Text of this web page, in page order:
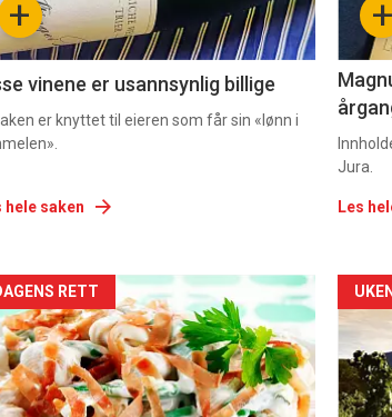
+
vinene er usannsynlig billige
er knyttet til eieren som får sin «lønn i
hele saken
+
Jura.
Les
RETT
nå